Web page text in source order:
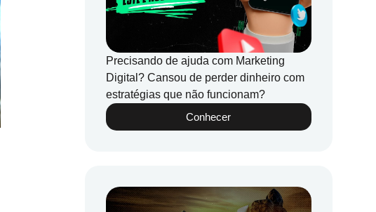
Precisando de ajuda com Marketing
Digital? Cansou de perder dinheiro com
estratégias que não funcionam?
Conhecer